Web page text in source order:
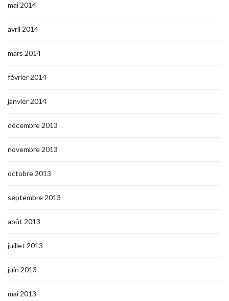
mai 2014
avril 2014
mars 2014
février 2014
janvier 2014
décembre 2013
novembre 2013
octobre 2013
septembre 2013
août 2013
juillet 2013
juin 2013
mai 2013